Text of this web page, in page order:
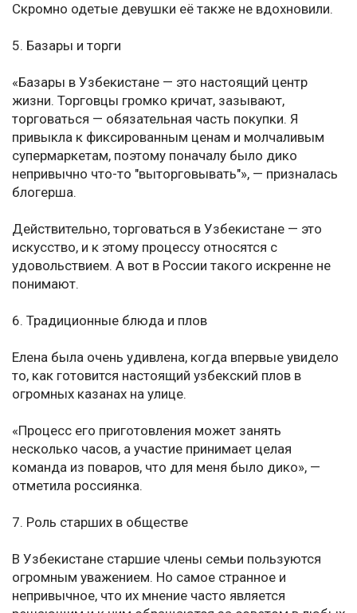
Скромно одетые девушки её также не вдохновили.
5. Базары и торги
«Базары в Узбекистане — это настоящий центр
жизни. Торговцы громко кричат, зазывают,
торговаться — обязательная часть покупки. Я
привыкла к фиксированным ценам и молчаливым
супермаркетам, поэтому поначалу было дико
непривычно что-то "выторговывать"», — призналась
блогерша.
Действительно, торговаться в Узбекистане — это
искусство, и к этому процессу относятся с
удовольствием. А вот в России такого искренне не
понимают.
6. Традиционные блюда и плов
Елена была очень удивлена, когда впервые увидело
то, как готовится настоящий узбекский плов в
огромных казанах на улице.
«Процесс его приготовления может занять
несколько часов, а участие принимает целая
команда из поваров, что для меня было дико», —
отметила россиянка.
7. Роль старших в обществе
В Узбекистане старшие члены семьи пользуются
огромным уважением. Но самое странное и
непривычное, что их мнение часто является